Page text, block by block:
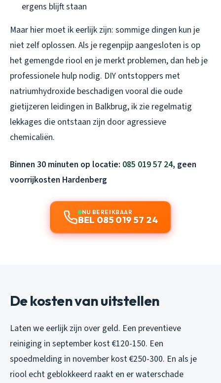
ergens blijft staan
Maar hier moet ik eerlijk zijn: sommige dingen kun je
niet zelf oplossen. Als je regenpijp aangesloten is op
het gemengde riool en je merkt problemen, dan heb je
professionele hulp nodig. DIY ontstoppers met
natriumhydroxide beschadigen vooral die oude
gietijzeren leidingen in Balkbrug, ik zie regelmatig
lekkages die ontstaan zijn door agressieve
chemicaliën.
Binnen 30 minuten op locatie: 085 019 57 24, geen
voorrijkosten Hardenberg
NU BEREIKBAAR
BEL 085 019 57 24
De kosten van uitstellen
Laten we eerlijk zijn over geld. Een preventieve
reiniging in september kost €120-150. Een
spoedmelding in november kost €250-300. En als je
riool echt geblokkeerd raakt en er waterschade